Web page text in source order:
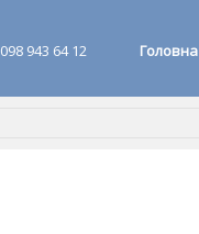
098 943 64 12 Головна